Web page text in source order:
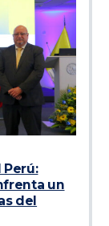
un
del